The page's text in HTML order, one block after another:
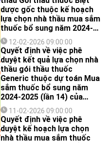
dược gốc thuộc kế hoạch
lựa chọn nhà thầu mua sắm
thuốc bổ sung năm 2024-
2025 (lần 13) của Bệnh viện
Da Liễu
12-02-2026 09:00:00
Quyết định về việc phê
duyệt kết quả lựa chọn nhà
thầu gói thầu thuốc
Generic thuộc dự toán Mua
sắm thuốc bổ sung năm
2024-2025 (lần 14) của
Bệnh viện Da Liễu
11-02-2026 09:00:00
Quyết định về việc phê
duyệt kế hoạch lựa chọn
nhà thầu mua sắm thuốc